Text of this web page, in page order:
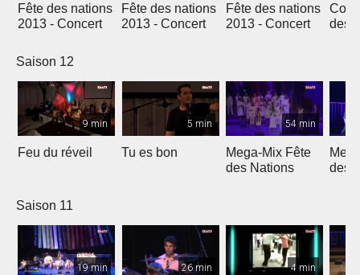
Fête des nations
2013 - Concert
Fête des nations
2013 - Concert
Fête des nations
2013 - Concert
des
Saison 12
9 min
Feu du réveil
5 min
Tu es bon
54 min
Mega-Mix Fête
des Nations
des
Saison 11
19 min 26 min 4 min